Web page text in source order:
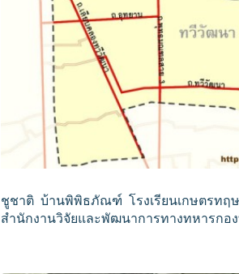
ชูชาติ บ้านพิพิธภัณฑ์ โรงเรียนเกษตรทฤ
สำนักงานวิจัยและพัฒนาการทางทหารกอ